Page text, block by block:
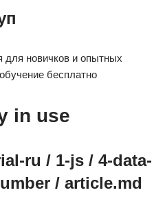
для новичков и опытных
бесплатно
in use
ru / 1-js / 4-data-
/ article.md